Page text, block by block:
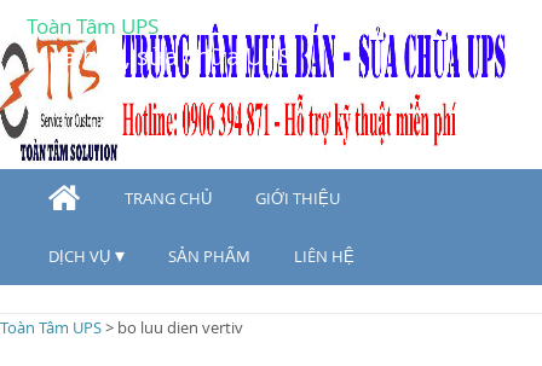
Toàn Tâm UPS
Mua bán, sửa chữa UPS
TRANG CHỦ GIỚI THIỆU
DỊCH VỤ SẢN PHẨM LIÊN HỆ
Toàn Tâm UPS> bo luu dien vertiv